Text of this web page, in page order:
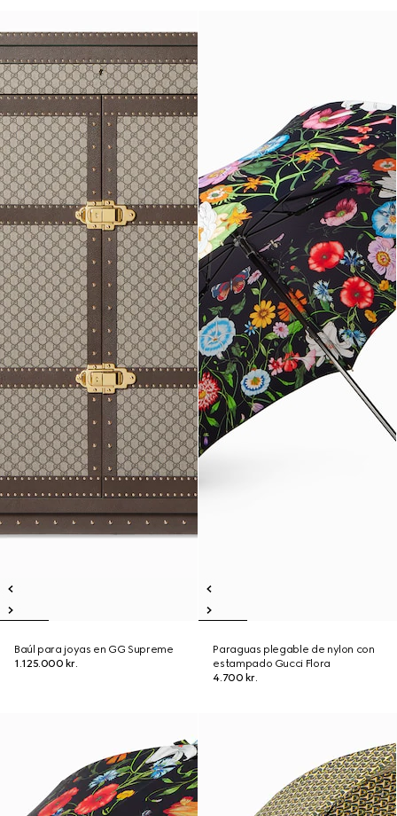
Baúl para joyas en GG Supreme
1.125.000 kr.
Paraguas plegable de nylon con
estampado Gucci Flora
4.700 kr.